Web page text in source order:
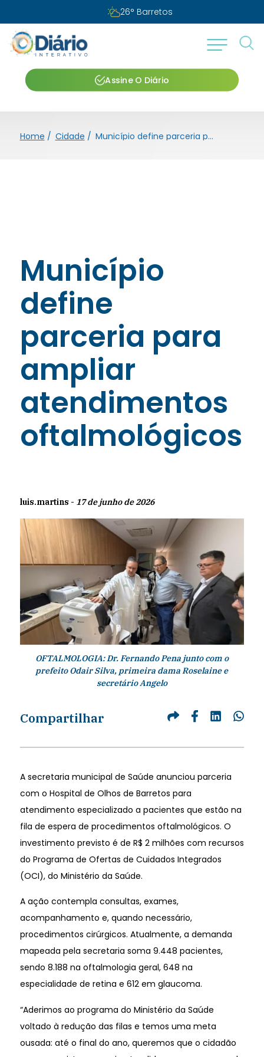
26° Barretos
Assine O Diário
Home / Cidade / Município define parceria para ampliar atendimentos oftalmológicos
Município
define
parceria para
ampliar
atendimentos
oftalmológicos
luis.martins - 17 de junho de 2026
OFTALMOLOGIA: Dr. Fernando Pena junto com o
prefeito Odair Silva, primeira dama Roselaine e
secretário Angelo
Compartilhar
A secretaria municipal de Saúde anunciou parceria
com o Hospital de Olhos de Barretos para
atendimento especializado a pacientes que estão na
fila de espera de procedimentos oftalmológicos. O
investimento previsto é de R$ 2 milhões com recursos
do Programa de Ofertas de Cuidados Integrados
(OCI), do Ministério da Saúde.
A ação contempla consultas, exames,
acompanhamento e, quando necessário,
procedimentos cirúrgicos. Atualmente, a demanda
mapeada pela secretaria soma 9.448 pacientes,
sendo 8.188 na oftalmologia geral, 648 na
especialidade de retina e 612 em glaucoma.
“Aderimos ao programa do Ministério da Saúde
voltado à redução das filas e temos uma meta
ousada: até o final do ano, queremos que o cidadão